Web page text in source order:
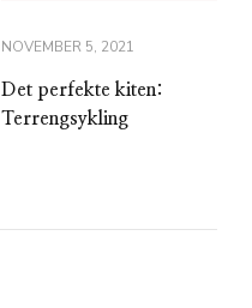
NOVEMBER 5, 2021
Det perfekte kiten:
Terrengsykling